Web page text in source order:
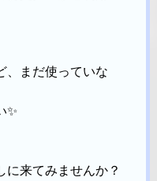
、まだ使っていな
✨
に来てみませんか？